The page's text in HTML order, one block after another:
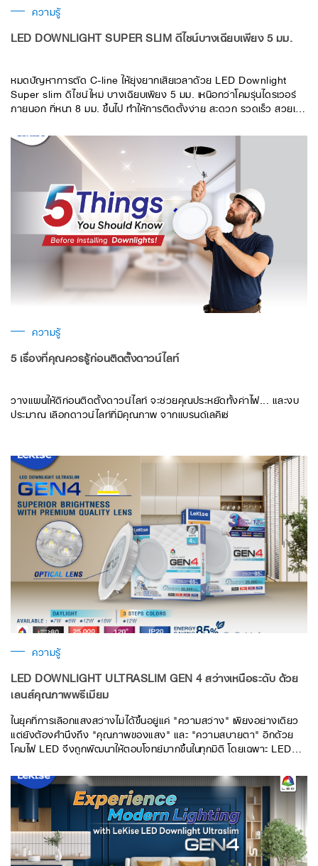
ความรู้
LED DOWNLIGHT SUPER SLIM ดีไซน์บางเฉียบเพียง 5 มม.
หมดปัญหาการตัด C-line ให้ยุ่งยากเสียเวลาด้วย LED Downlight
Super slim ดีไซน์ใหม่ บางเฉียบเพียง 5 มม. เหนือกว่าโคมรุ่นไดรเวอร์
ภายนอก ที่หนา 8 มม. ขึ้นไป ทำให้การติดตั้งง่าย สะดวก รวดเร็ว สวยเนี๊ย
ความรู้
5 เรื่องที่คุณควรรู้ก่อนติดตั้งดาวน์ไลท์
วางแผนให้ดีก่อนติดตั้งดาวน์ไลท์ จะช่วยคุณประหยัดทั้งค่าไฟ... และงบ
ประมาณ เลือกดาวน์ไลท์ที่มีคุณภาพ จากแบรนด์เลคิเซ่
ความรู้
LED DOWNLIGHT ULTRASLIM GEN 4 สว่างเหนือระดับ ด้วย
เลนส์คุณภาพพรีเมียม
ในยุคที่การเลือกแสงสว่างไม่ได้ขึ้นอยู่แค่ "ความสว่าง" เพียงอย่างเดียว
แต่ยังต้องคำนึงถึง "คุณภาพของแสง" และ "ความสบายตา" อีกด้วย
โคมไฟ LED จึงถูกพัฒนาให้ตอบโจทย์มากขึ้นในทุกมิติ โดยเฉพาะ LED
Optical Lens ซึ่งถือเป็นหัวใจสำคัญที่ทำให้โคมรุ่นนี้แตกต่างจากโคม
ทั่วไป